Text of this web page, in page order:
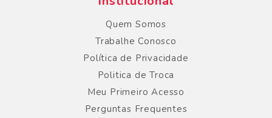
Quem Somos
Trabalhe Conosco
Política de Privacidade
Politica de Troca
Meu Primeiro Acesso
Perguntas Frequentes